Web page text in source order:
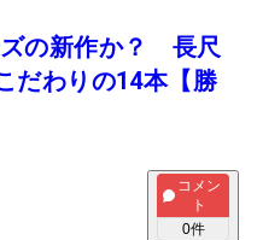
ズの新作か？ 長尺
だわりの14本【勝
コメン
ト
0件